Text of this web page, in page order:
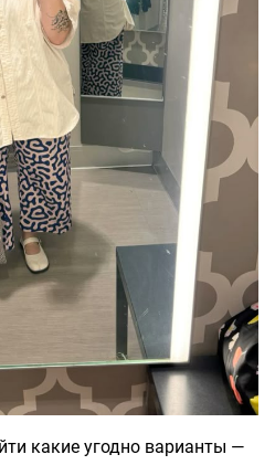
какие угодно варианты —